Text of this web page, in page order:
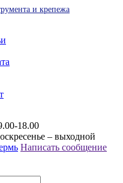
и крепежа
18.00
– выходной
Написать сообщение